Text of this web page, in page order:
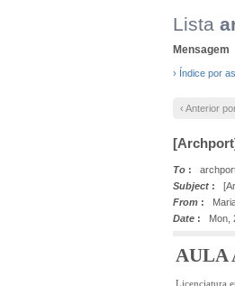
Lista
Mensagem
› Índice por
‹ Anterior
To :
Subject :
From :
Date : Mon,
AULA
Licenciatura